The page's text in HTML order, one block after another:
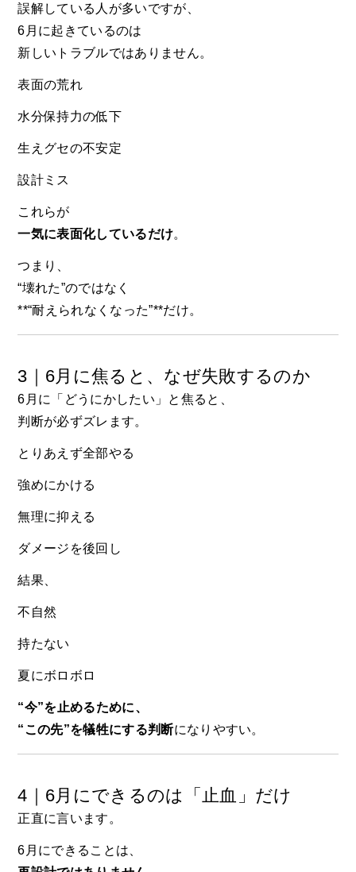
誤解している人が多いですが、
6月に起きているのは
新しいトラブルではありません。
表面の荒れ
水分保持力の低下
生えグセの不安定
設計ミス
これらが
一気に表面化しているだけ。
つまり、
“壊れた”のではなく
**“耐えられなくなった”**だけ。
3｜6月に焦ると、なぜ失敗するのか
6月に「どうにかしたい」と焦ると、
判断が必ずズレます。
とりあえず全部やる
強めにかける
無理に抑える
ダメージを後回し
結果、
不自然
持たない
夏にボロボロ
“今”を止めるために、
“この先”を犠牲にする判断になりやすい。
4｜6月にできるのは「止血」だけ
正直に言います。
6月にできることは、